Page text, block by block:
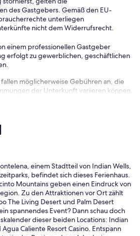
des Gastgebers. Gemäß den EU-
unterliegen
nicht dem Widerrufsrecht.
einem professionellen Gastgeber
erfolgt zu gewerblichen, geschäftlichen
fallen möglicherweise Gebühren an, die
der Unterkunft variieren können.
einem Stadtteil von Indian Wells,
befindet sich dieses Ferienhaus.
Mountains geben einen Eindruck von
Zu den Attraktionen vor Ort zählt
The Living Desert und Palm Desert
spannendes Event? Dann schau doch
dieser beiden Locations: Indian
Caliente Resort Casino. Entspann